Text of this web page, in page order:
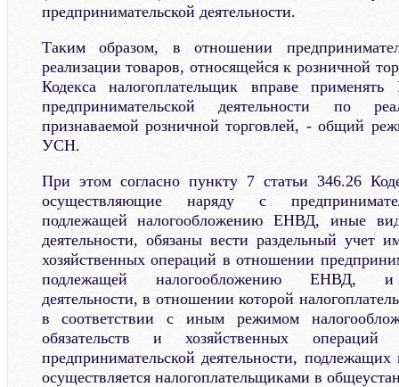
предпринимательской деятельности.
Таким образом, в отношении
реализации товаров, относящейся к розничной
Кодекса налогоплательщик вправе
предпринимательской деятельности по
признаваемой розничной торговлей, - общий
УСН.
При этом согласно пункту 7 статьи 346.26
осуществляющие наряду с
подлежащей налогообложению ЕНВД, иные
деятельности, обязаны вести раздельный учет
хозяйственных операций в отношении
подлежащей налогообложению ЕНВД, и
деятельности, в отношении которой
в соответствии с иным режимом
обязательств и хозяйственных
предпринимательской деятельности,
осуществляется налогоплательщиками в